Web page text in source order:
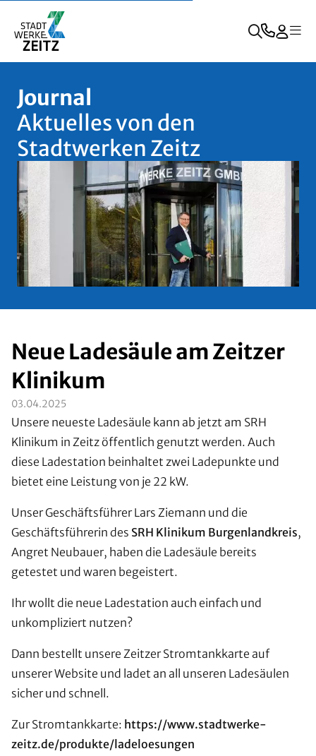
Journal
Aktuelles von den
Stadtwerken Zeitz
Neue Ladesäule am Zeitzer
Klinikum
03.04.2025
Unsere neueste Ladesäule kann ab jetzt am SRH
Klinikum in Zeitz öffentlich genutzt werden. Auch
diese Ladestation beinhaltet zwei Ladepunkte und
bietet eine Leistung von je 22 kW.
Unser Geschäftsführer Lars Ziemann und die
Geschäftsführerin des SRH Klinikum Burgenlandkreis,
Angret Neubauer, haben die Ladesäule bereits
getestet und waren begeistert.
Ihr wollt die neue Ladestation auch einfach und
unkompliziert nutzen?
Dann bestellt unsere Zeitzer Stromtankkarte auf
unserer Website und ladet an all unseren Ladesäulen
sicher und schnell.
Zur Stromtankkarte: https://www.stadtwerke-
zeitz.de/produkte/ladeloesungen